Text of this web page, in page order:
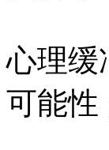
心理缓
可能性